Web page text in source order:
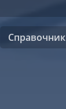
Справочник